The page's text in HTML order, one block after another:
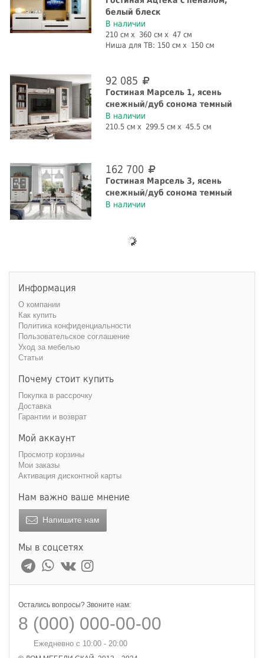
белый блеск
В наличии
210 см 360 см
47 см
Ниша для ТВ: 150 см 150 см
92 085
Гостиная Марсель 1, ясень
снежный/дуб сонома темный
В наличии
210.5 см 299.5 см 45.5 см
162 700
Гостиная Марсель 3, ясень
снежный/дуб сонома темный
В наличии
Информация
О компании
Как купить
Политика конфиденциальности
Пользовательское соглашение
Уход за мебелью
Статьи
Почему стоит купить
Покупка в рассрочку
Доставка
Гарантии и возврат
Мой аккаунт
Просмотр корзины
Мои заказы
Активация дисконтной карты
Нам важно ваше мнение
Напишите нам
Мы в соцсетях
Остались вопросы? Звоните нам:
8 (000) 000-00-00
Ежедневно с 10:00 - 20:00